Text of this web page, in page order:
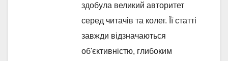
здобула великий авторитет
серед читачів та колег. Її статті
завжди відзначаються
об'єктивністю, глибоким